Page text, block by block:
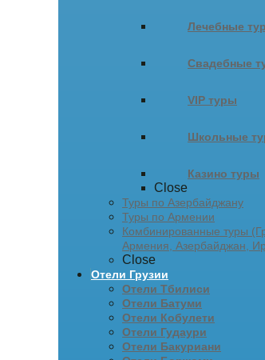
Лечебные
Свадебные
VIP туры
Школьные
Казино туры
Close
Туры по Азербайджану
Туры по Армении
Комбинированные туры
Армения, Азербайджан,
Close
Отели Грузии
Отели Тбилиси
Отели Батуми
Отели Кобулети
Отели Гудаури
Отели Бакуриани